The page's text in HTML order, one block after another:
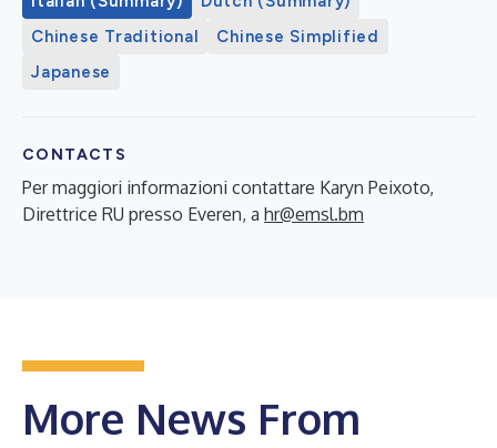
Chinese Traditional
Chinese Simplified
Japanese
CONTACTS
Per maggiori informazioni contattare Karyn Peixoto,
Direttrice RU presso Everen, a hr@emsl.bm
More News From